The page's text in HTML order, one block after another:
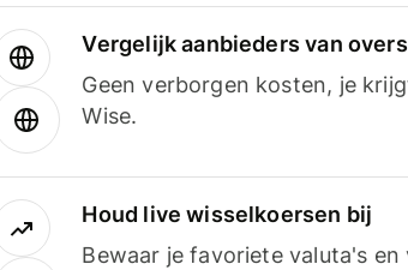
Vergelijk aanbieders van
Geen verborgen kosten, je
Wise.
Houd live wisselkoersen bij
Bewaar je favoriete valuta's